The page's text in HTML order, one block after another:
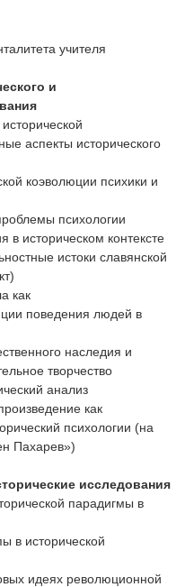
учителя
и
аспекты исторического
коэволюции психики и
психологии
в историческом контексте
истоки славянской
как
поведения людей в
наследия и
творчество
анализ
как
психологии (на
Пахарев»)
исследования
парадигмы в
в исторической
идеях революционной